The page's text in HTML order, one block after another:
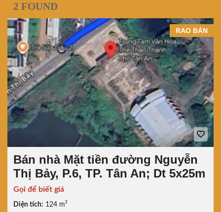
2 FOUND
RAO BÁN
Bán nhà Mặt tiền đường Nguyễn
Thị Bảy, P.6, TP. Tân An; Dt 5x25m
Gọi để biết giá
Diện tích: 124 m²